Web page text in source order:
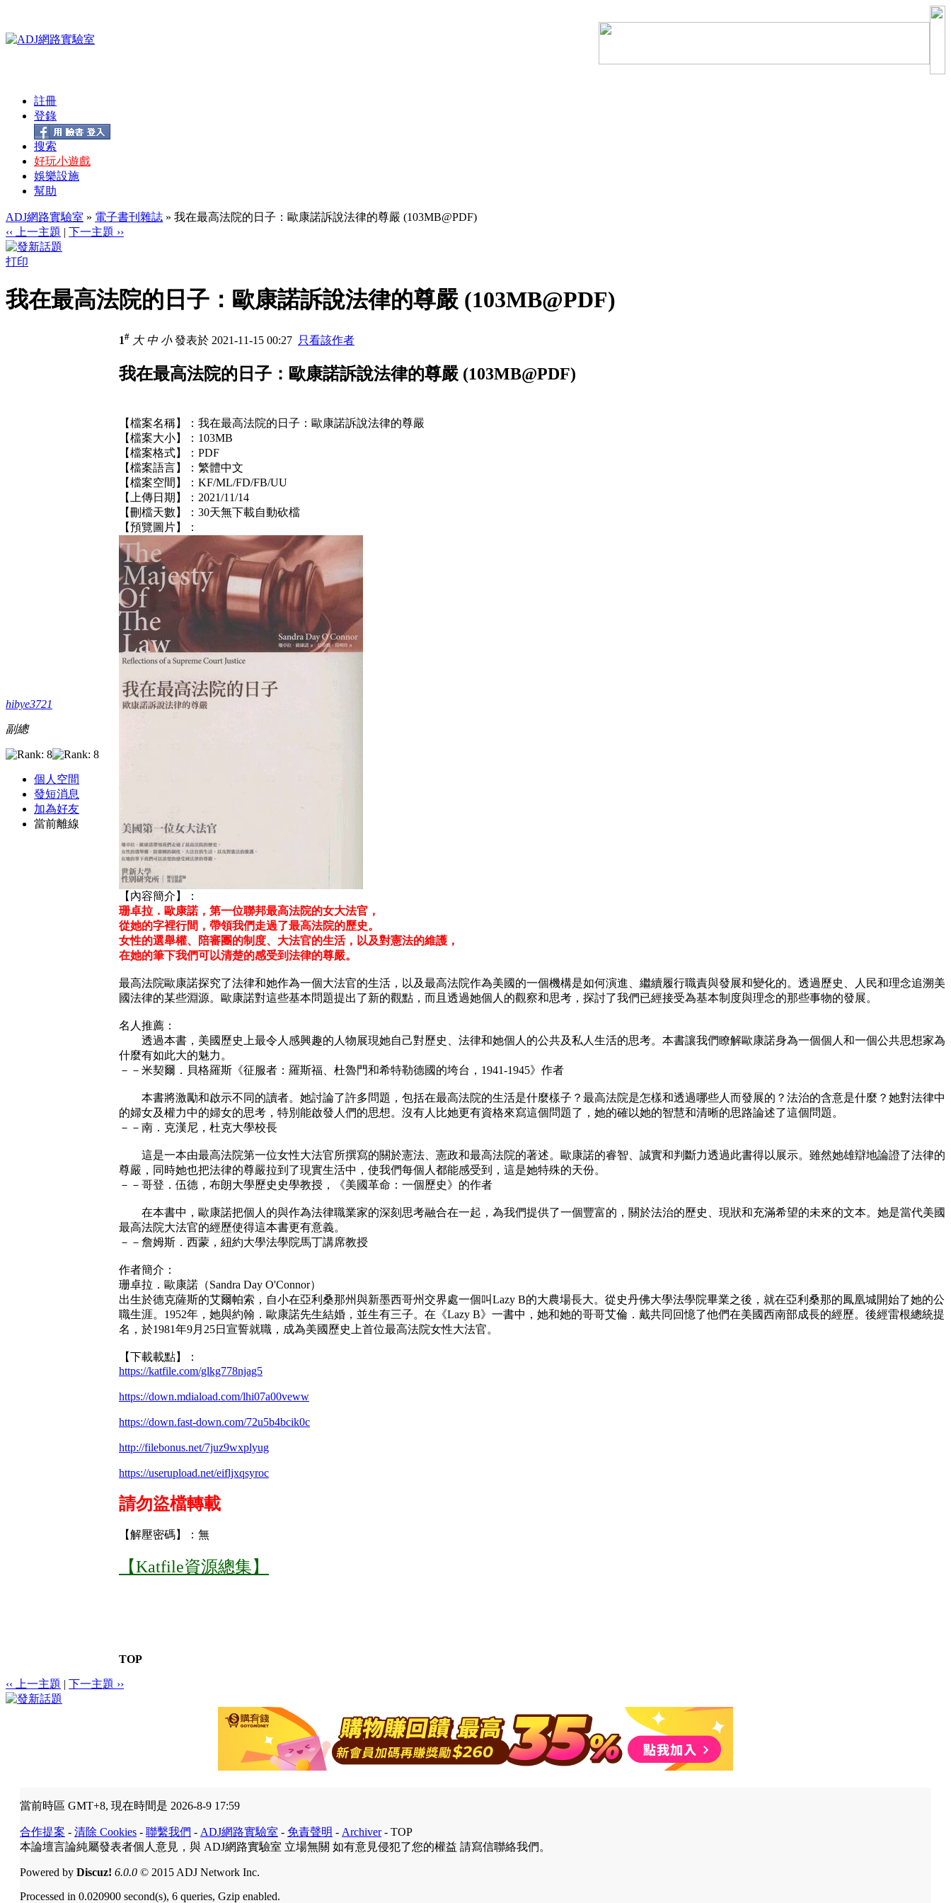
註冊
登錄
搜索
好玩小遊戲
娛樂設施
幫助
ADJ網路實驗室 » 電子書刊雜誌 » 我在最高法院的日子：歐康諾訴說法律的尊嚴 (103MB@PDF)
‹‹ 上一主題 | 下一主題 ››
打印
我在最高法院的日子：歐康諾訴說法律的尊嚴 (103MB@PDF)
hibye3721
副總
個人空間
發短消息
加為好友
當前離線
1# 大 中 小發表於 2021-11-15 00:27 只看該作者
我在最高法院的日子：歐康諾訴說法律的尊嚴 (103MB@PDF)
【檔案名稱】：我在最高法院的日子：歐康諾訴說法律的尊嚴
【檔案大小】：103MB
【檔案格式】：PDF
【檔案語言】：繁體中文
【檔案空間】：KF/ML/FD/FB/UU
【上傳日期】：2021/11/14
【刪檔天數】：30天無下載自動砍檔
【預覽圖片】：
【內容簡介】：
珊卓拉．歐康諾，第一位聯邦最高法院的女大法官，
從她的字裡行間，帶領我們走過了最高法院的歷史。
女性的選舉權、陪審團的制度、大法官的生活，以及對憲法的維護，
在她的筆下我們可以清楚的感受到法律的尊嚴。
最高法院歐康諾探究了法律和她作為一個大法官的生活，以及最高法院作為美國的一個機構是如何演進、繼續履行職責與發展和變化的。透過歷史、人民和理念追溯美
國法律的某些淵源。歐康諾對這些基本問題提出了新的觀點，而且透過她個人的觀察和思考，探討了我們已經接受為基本制度與理念的那些事物的發展。
名人推薦：
透過本書，美國歷史上最令人感興趣的人物展現她自己對歷史、法律和她個人的公共及私人生活的思考。本書讓我們瞭解歐康諾身為一個個人和一個公共思想家為
什麼有如此大的魅力。
－－米契爾．貝格羅斯《征服者：羅斯福、杜魯門和希特勒德國的垮台，1941-1945》作者
本書將激勵和啟示不同的讀者。她討論了許多問題，包括在最高法院的生活是什麼樣子？最高法院是怎樣和透過哪些人而發展的？法治的含意是什麼？她對法律中
的婦女及權力中的婦女的思考，特別能啟發人們的思想。沒有人比她更有資格來寫這個問題了，她的確以她的智慧和清晰的思路論述了這個問題。
－－南．克漢尼，杜克大學校長
這是一本由最高法院第一位女性大法官所撰寫的關於憲法、憲政和最高法院的著述。歐康諾的睿智、誠實和判斷力透過此書得以展示。雖然她雄辯地論證了法律的
尊嚴，同時她也把法律的尊嚴拉到了現實生活中，使我們每個人都能感受到，這是她特殊的天份。
－－哥登．伍德，布朗大學歷史史學教授，《美國革命：一個歷史》的作者
在本書中，歐康諾把個人的與作為法律職業家的深刻思考融合在一起，為我們提供了一個豐富的，關於法治的歷史、現狀和充滿希望的未來的文本。她是當代美國
最高法院大法官的經歷使得這本書更有意義。
－－詹姆斯．西蒙，紐約大學法學院馬丁講席教授
作者簡介：
珊卓拉．歐康諾（Sandra Day O'Connor）
出生於德克薩斯的艾爾帕索，自小在亞利桑那州與新墨西哥州交界處一個叫Lazy B的大農場長大。從史丹佛大學法學院畢業之後，就在亞利桑那的鳳凰城開始了她的公
職生涯。1952年，她與約翰．歐康諾先生結婚，並生有三子。在《Lazy B》一書中，她和她的哥哥艾倫．戴共同回憶了他們在美國西南部成長的經歷。後經雷根總統提
名，於1981年9月25日宣誓就職，成為美國歷史上首位最高法院女性大法官。
【下載載點】：
https://katfile.com/glkg778njag5
https://down.mdiaload.com/lhi07a00veww
https://down.fast-down.com/72u5b4bcik0c
http://filebonus.net/7juz9wxplyug
https://userupload.net/eifljxqsyroc
請勿盜檔轉載
【解壓密碼】：無
【Katfile資源總集】
TOP
‹‹ 上一主題 | 下一主題 ››
當前時區 GMT+8, 現在時間是 2026-8-9 17:59
合作提案 - 清除 Cookies - 聯繫我們 - ADJ網路實驗室 - 免責聲明 - Archiver- TOP
本論壇言論純屬發表者個人意見，與 ADJ網路實驗室 立場無關 如有意見侵犯了您的權益 請寫信聯絡我們。
Powered by Discuz! 6.0.0 © 2015 ADJ Network Inc.
Processed in 0.020900 second(s), 6 queries, Gzip enabled.